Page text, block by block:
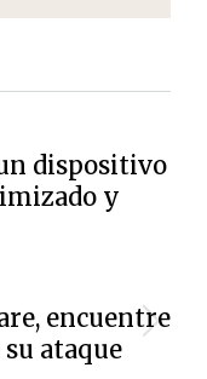
dispositivo
y
encuentre
su ataque